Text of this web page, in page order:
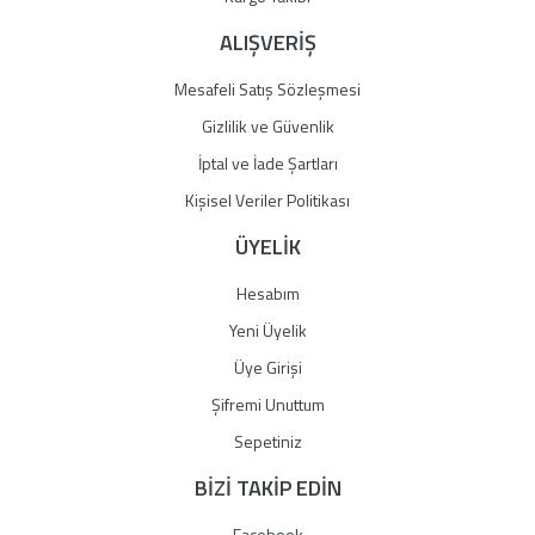
ALIŞVERİŞ
Mesafeli Satış Sözleşmesi
Gizlilik ve Güvenlik
İptal ve İade Şartları
Kişisel Veriler Politikası
ÜYELİK
Hesabım
Yeni Üyelik
Üye Girişi
Şifremi Unuttum
Sepetiniz
BİZİ TAKİP EDİN